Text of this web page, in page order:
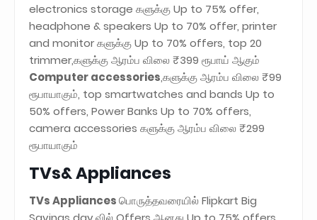
electronics storage களுக்கு Up to 75% offer,
headphone & speakers Up to 70% offer, printer
and monitor களுக்கு Up to 70% offers, top 20
trimmer,களுக்கு ஆரம்ப விலை ₹399 ரூபாய் ஆகும்
Computer accessories,களுக்கு ஆரம்ப விலை ₹99
ரூபாயாகும், top smartwatches and bands Up to
50% offers, Power Banks Up to 70% offers,
camera accessories களுக்கு ஆரம்ப விலை ₹299
ரூபாயாகும்
TVs& Appliances
TVs Appliancesபொருத்தவரையில் Flipkart Big